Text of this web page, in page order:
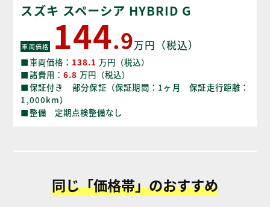
スズキ スペーシア HYBRID G
車両価格 144.9万円（税込）
■車両価格： 138.1 万円（税込）
■諸費用： 6.8 万円（税込）
■保証付き 部分保証（保証期間：1ヶ月 保証走行距離：
1,000km）
■整備 定期点検整備なし
同じ「価格帯」のおすすめ